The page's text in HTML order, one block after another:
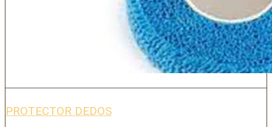
PROTECTOR DEDOS